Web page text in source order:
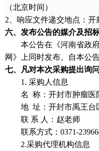
（北京时间）
2、响应文件递交地点：
六、发布公告的媒介及招
本公告在《河南省政
网 》上同时发布。 自本公
七、凡对本次采购提出询
1. 采购人信息
名 称：开封市肿瘤医
地 址：开封市禹王台
联 系 人：赵老师
联系方式： 0371-
2.采购代理机构信息